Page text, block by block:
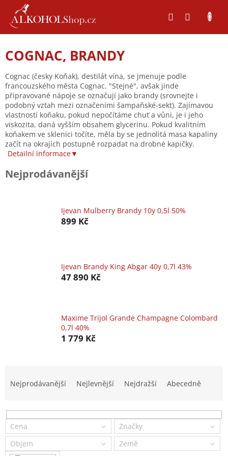
obsah
COGNAC, BRANDY
Cognac (česky Koňak), destilát vína, se jmenuje podle
francouzského města Cognac. "Stejné", avšak jinde
připravované nápoje se označují jako brandy (srovnejte i
podobný vztah mezi označeními šampaňské-sekt). Zajímavou
vlastností koňaku, pokud nepočítáme chuť a vůni, je i jeho
viskozita, daná vyšším obsahem glycerinu. Pokud kvalitním
koňakem ve sklenici točíte, měla by se jednolitá masa kapaliny
začít na okrajích postupně rozpadat na drobné kapičky.
Detailní informace▼
Nejprodávanější
Ijevan Mulberry Brandy 10y 0,5l 50%
899 Kč
Ijevan Brandy King Abgar 40y 0,7l 43%
47 890 Kč
Maxime Trijol Grande Champagne Colombard
0,7l 40%
1 779 Kč
n
p
r
Nejprodávanější Nejlevnější Nejdražší Abecedně
Cena
Značky
Objem
Země